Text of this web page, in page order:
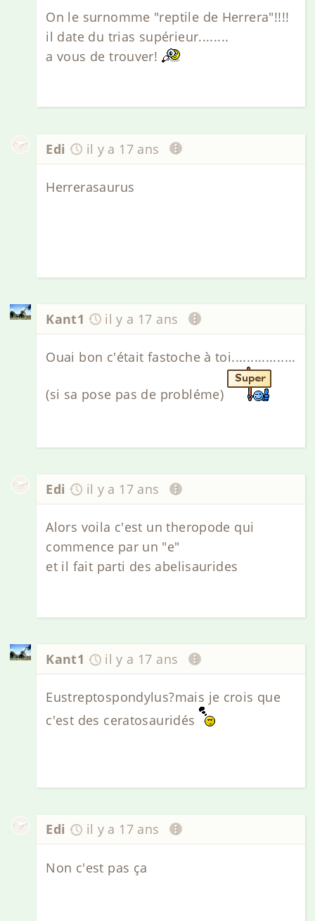
On le surnomme "reptile de Herrera"!!!!
il date du trias supérieur........
a vous de trouver!
Edi il y a 17 ans
Herrerasaurus
Kant1 il y a 17 ans
Ouai bon c'était fastoche à toi.................
(si sa pose pas de probléme)
Edi il y a 17 ans
Alors voila c'est un theropode qui
commence par un "e"
et il fait parti des abelisaurides
Kant1 il y a 17 ans
Eustreptospondylus?mais je crois que
c'est des ceratosauridés
Edi il y a 17 ans
Non c'est pas ça